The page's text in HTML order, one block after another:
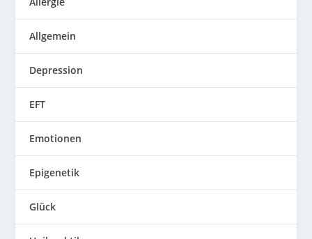
Allgemein
Depression
EFT
Emotionen
Epigenetik
Glück